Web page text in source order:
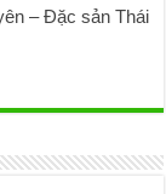
– Đặc sản Thái